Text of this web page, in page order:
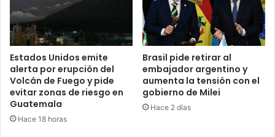
Estados Unidos emite
alerta por erupción del
Volcán de Fuego y pide
evitar zonas de riesgo en
Guatemala
Hace 18 horas
Brasil pide retirar al
embajador argentino y
aumenta la tensión con el
gobierno de Milei
Hace 2 días